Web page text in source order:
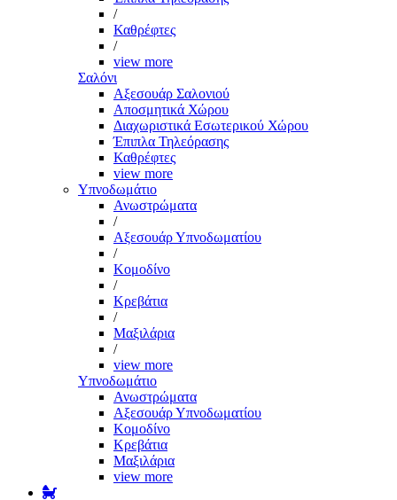
/
Καθρέφτες
/
view more
Σαλόνι
Αξεσουάρ Σαλονιού
Αποσμητικά Χώρου
Διαχωριστικά Εσωτερικού Χώρου
Έπιπλα Τηλεόρασης
Καθρέφτες
view more
Υπνοδωμάτιο
Ανωστρώματα
/
Αξεσουάρ Υπνοδωματίου
/
Κομοδίνο
/
Κρεβάτια
/
Μαξιλάρια
/
view more
Υπνοδωμάτιο
Ανωστρώματα
Αξεσουάρ Υπνοδωματίου
Κομοδίνο
Κρεβάτια
Μαξιλάρια
view more